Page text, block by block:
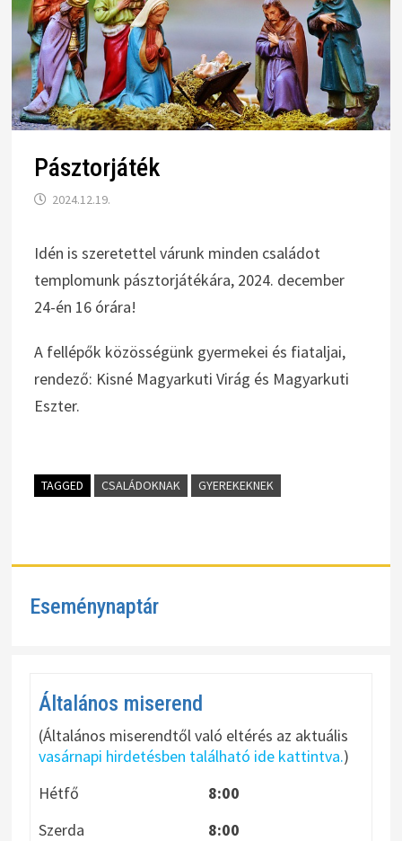
Pásztorjáték
2024.12.19.
Idén is szeretettel várunk minden családot
templomunk pásztorjátékára, 2024. december
24-én 16 órára!
A fellépők közösségünk gyermekei és fiataljai,
rendező: Kisné Magyarkuti Virág és Magyarkuti
Eszter.
TAGGED CSALÁDOKNAK GYEREKEKNEK
Eseménynaptár
Általános miserend
(Általános miserendtől való eltérés az aktuális
vasárnapi hirdetésben található ide kattintva.)
Hétfő
8:00
Szerda
8:00